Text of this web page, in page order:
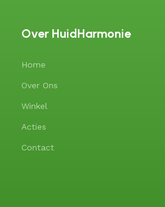
Over HuidHarmonie
Home
Over Ons
Winkel
Acties
Contact